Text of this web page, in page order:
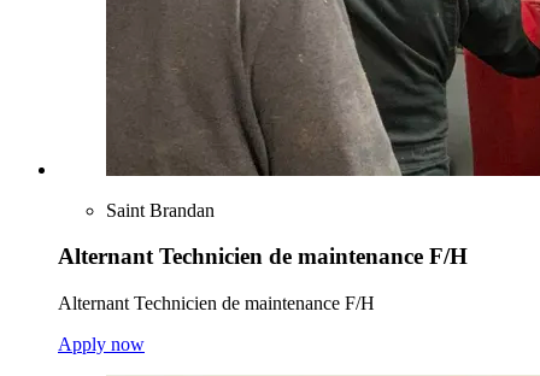
Saint Brandan
Alternant Technicien de maintenance F/H
Alternant Technicien de maintenance F/H
Apply now